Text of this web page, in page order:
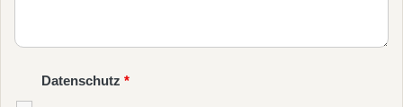
Datenschutz *